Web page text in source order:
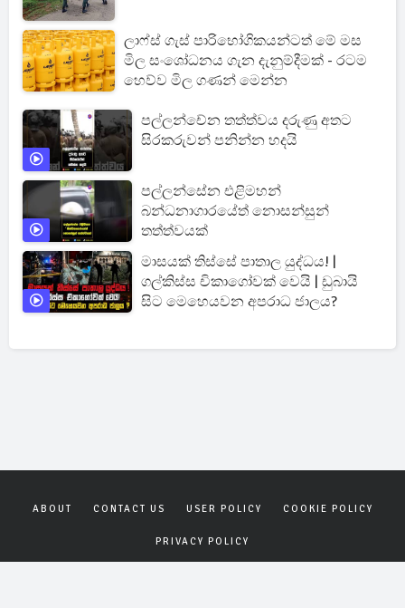
ලාෆ්ස් ගැස් පාරිභෝගිකයන්ටත් මේ මස
මිල සංශෝධනය ගැන දැනුම්දීමක් - රටම
හෙව්ව මිල ගණන් මෙන්න
පල්ලන්චේන තත්ත්වය දරුණු අතට
සිරකරුවන් පනින්න හදයි
පල්ලන්සේන එළිමහන්
බන්ධනාගාරයේත් නොසන්සුන්
තත්ත්වයක්
මාසයක් තිස්සේ පාතාල යුද්ධය! |
ගල්කිස්ස චිකාගෝවක් වෙයි | ඩුබායි
සිට මෙහෙයවන අපරාධ ජාලය?
ABOUT CONTACT US USER POLICY COOKIE POLICY
PRIVACY POLICY